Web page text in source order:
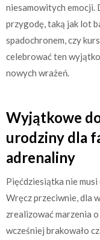
niesamowitych emocji.
przygodę, taką jak lot
spadochronem, czy
celebrować ten
nowych wrażeń.
Wyjątkowe
urodziny dla
adrenaliny
Pięćdziesiątka nie
Wręcz przeciwnie, dla
zrealizować marzenia
wcześniej brakowało